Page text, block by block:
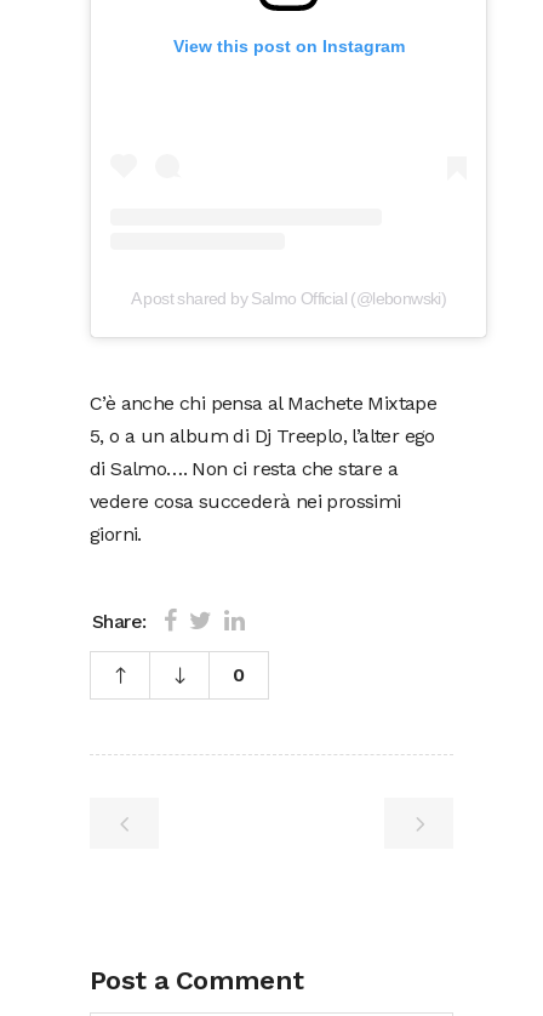
View this post on Instagram
A post shared by Salmo Official (@lebonwski)
C’è anche chi pensa al Machete Mixtape
5, o a un album di Dj Treeplo, l’alter ego
di Salmo…. Non ci resta che stare a
vedere cosa succederà nei prossimi
giorni.
Share:
0
Post a Comment